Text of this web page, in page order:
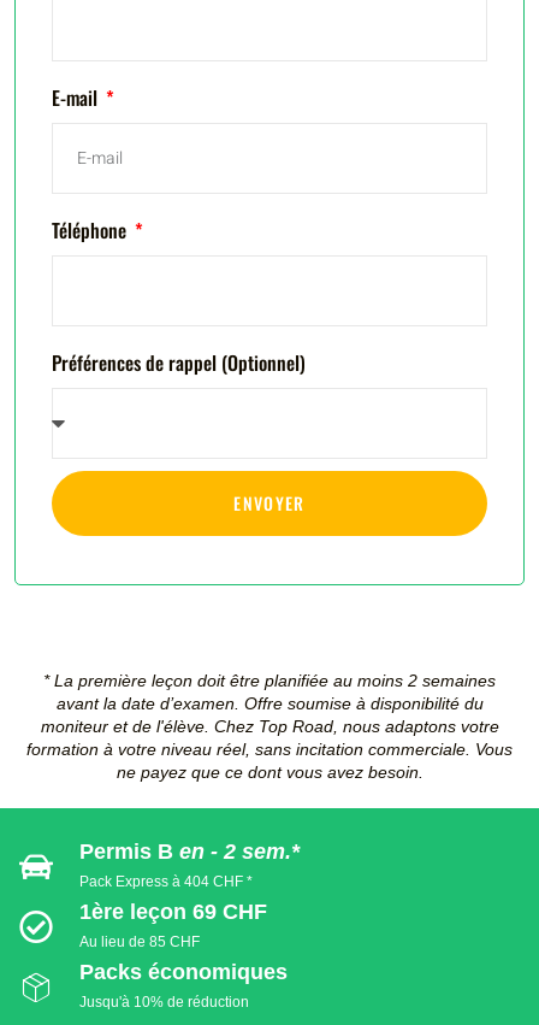
E-mail
Téléphone
Préférences de rappel (Optionnel)
ENVOYER
* La première leçon doit être planifiée au moins 2 semaines
avant la date d’examen. Offre soumise à disponibilité du
moniteur et de l'élève. Chez Top Road, nous adaptons votre
formation à votre niveau réel, sans incitation commerciale. Vous
ne payez que ce dont vous avez besoin.
Permis B en - 2 sem.*
Pack Express à 404 CHF *
1ère leçon 69 CHF
Au lieu de 85 CHF
Packs économiques
Jusqu'à 10% de réduction